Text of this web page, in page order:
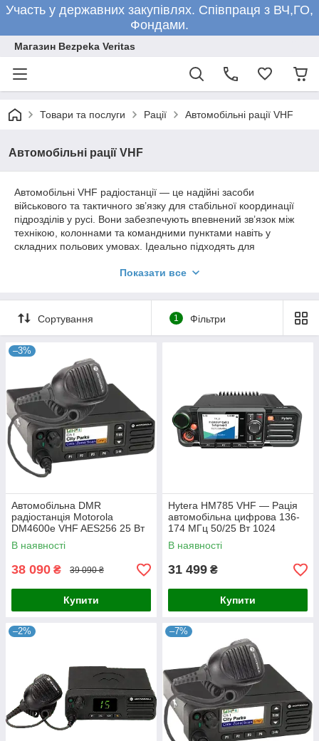
Участь у державних закупівлях. Співпраця з ВЧ,ГО,
Фондами.
Магазин Bezpeka Veritas
Товари та послуги Рації Автомобільні рації VHF
Автомобільні рації VHF
Автомобільні VHF радіостанції — це надійні засоби
військового та тактичного зв’язку для стабільної координації
підрозділів у русі. Вони забезпечують впевнений зв’язок між
технікою, колоннами та командними пунктами навіть у
складних польових умовах. Ідеально підходять для
сигналу та оперативна взаємодія між групами.
Показати все
Сортування 1 Фільтри
–3%
Автомобільна DMR
радіостанція Motorola
DM4600e VHF AES256 25 Вт
В наявності
38 090 ₴ 39 090 ₴
Купити
Hytera HM785 VHF — Рація
автомобільна цифрова 136-
174 МГц 50/25 Вт 1024
канали
В наявності
31 499 ₴
Купити
–2% –7%